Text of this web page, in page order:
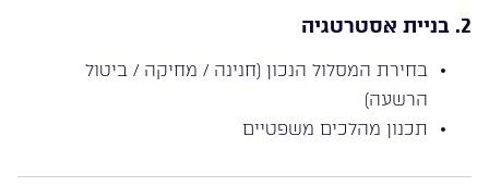
2. בניית אסטרטגיה
בחירת המסלול הנכון (חנינה / מחיקה / ביטול
הרשעה)
תכנון מהלכים משפטיים